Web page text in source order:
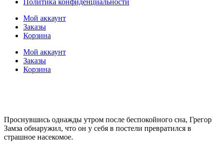
Политика конфиденциальности
Мой аккаунт
Заказы
Корзина
Мой аккаунт
Заказы
Корзина
Проснувшись однажды утром после беспокойного сна, Грегор
Замза обнаружил, что он у себя в постели превратился в
страшное насекомое.